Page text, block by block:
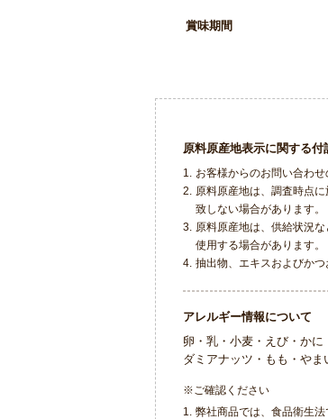
賞味期間
原料原産地表示に関する付
1.
お客様からのお問い合わ
2.
原料原産地は、調査時点
致しない場合があります。
3. 原料原産地は、供給状況
使用する場合があります。
4. 抽出物、エキスおよびか
アレルギー情報について
卵・乳・小麦・えび・か
ダミアナッツ・もも・や
※ご確認ください
1.
弊社商品では、食品衛生